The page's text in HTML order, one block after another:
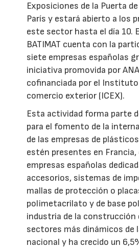
Exposiciones de la Puerta
París y estará abierto a los
este sector hasta el día 10.
BATIMAT cuenta con la
siete empresas españolas
iniciativa promovida por
cofinanciada por el Instituto
comercio exterior (ICEX).
Esta actividad forma parte
para el fomento de la
de las empresas de
estén presentes en
empresas españolas
accesorios, sistemas de
mallas de protección o
polimetacrilato y de base
industria de la construcción
sectores más dinámicos de
nacional y ha crecido un